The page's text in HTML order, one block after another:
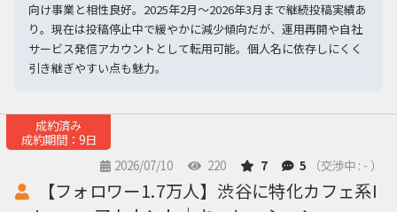
向け事業と相性良好。2025年2月〜2026年3月まで継続投稿実績あ
り。現在は投稿停止中で緩やかに減少傾向だが、運用再開や自社
サービス発信アカウントとして転用可能。個人名に依存しにくく
引き継ぎやすい点も魅力。
成約済み
成約期間：9日
2026/07/10
220 7 5 （交渉中 : - ）
【フォロワー1.7万人】渋谷に特化カフェ系I